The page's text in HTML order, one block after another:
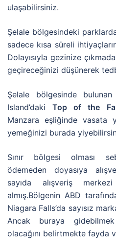
ulaşabilirsiniz.
Şelale bölgesindeki
sadece kısa süreli
Dolayısıyla gezinize
geçireceğinizi düşünerek
Şelale bölgesinde
Island’dakiTop of the
Manzara eşliğinde vasata
yemeğinizi burada
Sınır bölgesi olması
ödemeden doyasıya
sayıda alışveriş
almış.Bölgenin ABD
Niagara Falls’da sayısız
Ancak buraya
olacağını belirtmekte fayda